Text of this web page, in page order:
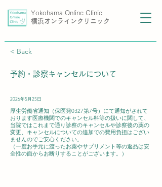
Yokohama Online Clinic
横浜オンラインクリニック
< Back
予約・診察キャンセルについて
2026年5月25日
厚生労働省通知（保医発0327第7号）にて通知がされて
おります医療機関でのキャンセル料等の扱いに関して、
当院ではこれまで通り診察のキャンセルや診察後の薬の
変更、キャンセルについての追加での費用負担はござい
ませんのでご安心ください。
（一度お手元に渡ったお薬やサプリメント等の返品は安
全性の面からお断りすることがございます。）